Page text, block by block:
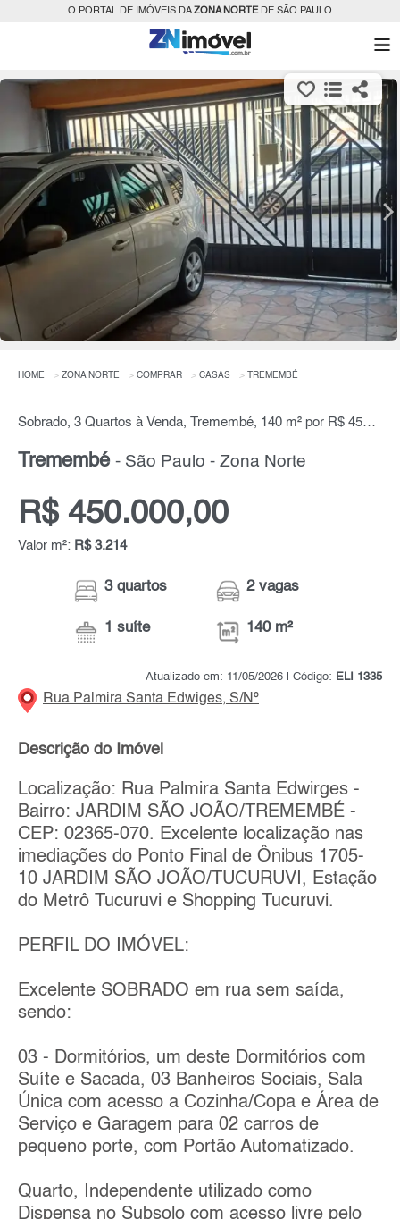
O PORTAL DE IMÓVEIS DAZONA NORTEDE SÃO PAULO
HOME ZONA NORTE COMPRAR CASAS TREMEMBÉ
Sobrado, 3 Quartos à Venda, Tremembé, 140 m² por R$ 450.000,00
Tremembé - São Paulo - Zona Norte
R$ 450.000,00
Valor m²: R$ 3.214
3 quartos
1 suíte
2 vagas
140 m²
Atualizado em: 11/05/2026 | Código: ELI 1335
Rua Palmira Santa Edwiges, S/Nº
Descrição do Imóvel
Localização: Rua Palmira Santa Edwirges -
Bairro: JARDIM SÃO JOÃO/TREMEMBÉ -
CEP: 02365-070. Excelente localização nas
imediações do Ponto Final de Ônibus 1705-
10 JARDIM SÃO JOÃO/TUCURUVI, Estação
do Metrô Tucuruvi e Shopping Tucuruvi.
PERFIL DO IMÓVEL:
Excelente SOBRADO em rua sem saída,
sendo:
03 - Dormitórios, um deste Dormitórios com
Suíte e Sacada, 03 Banheiros Sociais, Sala
Única com acesso a Cozinha/Copa e Área de
Serviço e Garagem para 02 carros de
pequeno porte, com Portão Automatizado.
Quarto, Independente utilizado como
Dispensa no Subsolo com acesso livre pelo